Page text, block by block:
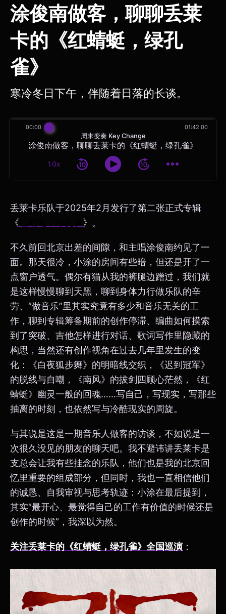
涂俊南做客，聊聊丢莱
卡的《红蜻蜓，绿孔
雀》
寒冷冬日下午，伴随着日落的长谈。
周末变奏 Key Change
涂俊南做客，聊聊丢莱卡的《红蜻蜓，绿孔雀》
1.0x
00:00 01:42:00
丢莱卡乐队于2025年2月发行了第二张正式专辑
《
》。
不久前回北京出差的间隙，和主唱涂俊南约见了一
面。那天很冷，小涂的房间有些暗，但还是开了一
点窗户透气。偶尔有猫从我的裤腿边蹭过，我们就
是这样慢慢聊到天黑，聊到身体力行做乐队的辛
劳、“做音乐”里其实究竟有多少和音乐无关的工
作，聊到专辑筹备期前的创作停滞、编曲如何摸索
到了突破、吉他怎样进行对话、歌词写作里隐藏的
构思，当然还有创作视角在过去几年里发生的变
化：《白夜狐步舞》的明暗线交织，《迟到冠军》
的脱线与自嘲，《南风》的拔剑四顾心茫然，《红
蜻蜓》幽灵一般的回魂……写自己，写现实，写那些
抽离的时刻，也依然写与冷酷现实的周旋。
与其说是这是一期音乐人做客的访谈，不如说是一
次很久没见的朋友的聊天吧。我不避讳讲丢莱卡是
支总会让我有些挂念的乐队，他们也是我的北京回
忆里重要的组成部分，但同时，我也一直相信他们
的诚恳、自我审视与思考轨迹：小涂在最后提到，
其实“最开心、最觉得自己的工作有价值的时候还是
创作的时候”，我深以为然。
关注丢莱卡的《红蜻蜓，绿孔雀》全国巡演 ：